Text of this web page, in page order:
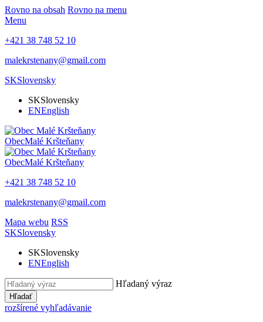
Rovno na obsah Rovno na menu
Menu
+421 38 748 52 10
malekrstenany@gmail.com
SKSlovensky
SKSlovensky
ENEnglish
ObecMalé Kršteňany
ObecMalé Kršteňany
+421 38 748 52 10
malekrstenany@gmail.com
Mapa webu RSS
SKSlovensky
SKSlovensky
ENEnglish
Hľadaný výraz
Hľadať
rozšírené vyhľadávanie